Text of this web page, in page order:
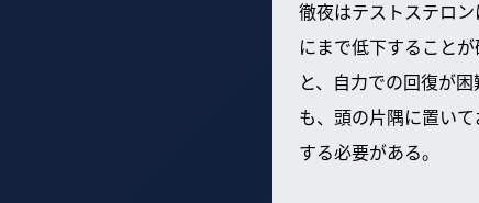
徹夜はテストステロ
にまで低下すること
と、自力での回復が
も、頭の片隅に置い
する必要がある。